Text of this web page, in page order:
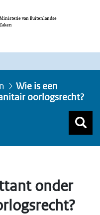
Ministerie van Buitenlandse
Zaken
Wie is een
oorlogsrecht?
onder